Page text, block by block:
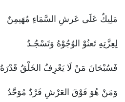
مَلِيكٌ عَلَى عَرشِ السَّمَاءِ مُهَيمِنٌ
لِعِزَّتِهِ تَعنُوْ الوُجُوْهُ وَتَسْجُـدُ
فَسُبْحَانَ مَنْ لَا يَعْرِفُ الخَلْقُ قَدْرَهُ
وَمَنْ هُوَ فَوْقَ العَرْشِ فَرْدٌ مُوَحَّدُ